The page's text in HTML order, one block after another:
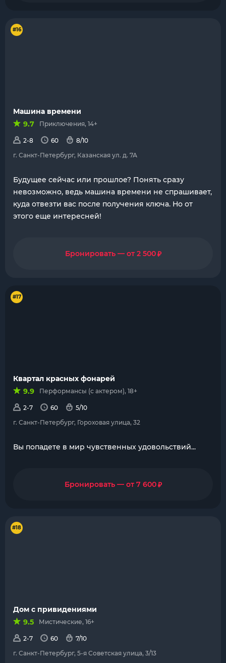
#16
Машина времени
9.7
Приключения, 14+
2-8 60
8/10
г. Санкт-Петербург, Казанская ул. д. 7А
Будущее сейчас или прошлое? Понять сразу
невозможно, ведь машина времени не спрашивает,
куда отвезти вас после получения ключа. Но от
этого еще интересней!
Бронировать — от 2 500₽
#17
Квартал красных фонарей
9.9
Перформансы (с актером), 18+
2-7 60
5/10
г. Санкт-Петербург, Гороховая улица, 32
Вы попадете в мир чувственных удовольствий...
Бронировать — от 7 600₽
#18
Дом с привидениями
9.5
Мистические, 16+
2-7 60
7/10
г. Санкт-Петербург, 5-я Советская улица, 3/13